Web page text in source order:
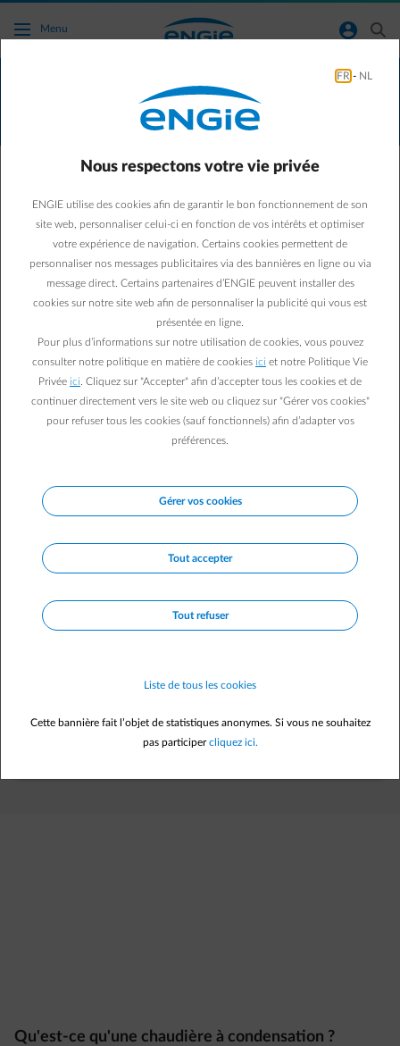
Accéder au contenu principal
Menu normal-account-circle search
Toutes les solutions de chauffage sont
installées via notre partenaire exclusif SENEC.
condensation ?
Découvrez toutes les informations sur ce type de chaudière,
ses avantages et ses inconvénients, et voyez si cette
solution correspond à vos besoins.
En savoir plus
Devis SENEC gratuit
Qu'est-ce qu'une chaudière à condensation ?
Pour qui une chaudière à condensation est-elle
d'attention ?
Je souhaite recevoir une offre
Qu'est-ce qu'une chaudière à condensation ?
FR - NL
Nous respectons votre vie privée
ENGIE utilise des cookies afin de garantir le bon fonctionnement de son
site web, personnaliser celui-ci en fonction de vos intérêts et optimiser
votre expérience de navigation. Certains cookies permettent de
personnaliser nos messages publicitaires via des bannières en ligne ou via
message direct. Certains partenaires d’ENGIE peuvent installer des
cookies sur notre site web afin de personnaliser la publicité qui vous est
présentée en ligne.
Pour plus d’informations sur notre utilisation de cookies, vous pouvez
consulter notre politique en matière de cookies ici et notre Politique Vie
Privée ici . Cliquez sur "Accepter" afin d’accepter tous les cookies et de
continuer directement vers le site web ou cliquez sur "Gérer vos cookies"
pour refuser tous les cookies (sauf fonctionnels) afin d’adapter vos
préférences.
Gérer vos cookies
Tout accepter
Tout refuser
Liste de tous les cookies
Cette bannière fait l’objet de statistiques anonymes. Si vous ne souhaitez
pas participercliquez ici.